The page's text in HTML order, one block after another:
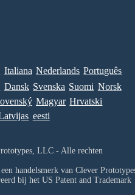
Italiana Nederlands Português
Dansk Svenska Suomi Norsk
Magyar Hrvatski
eesti
LLC - Alle rechten
handelsmerk van Clever
bij het US Patent and Trademark